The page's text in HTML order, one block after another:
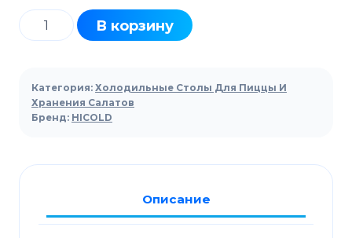
Количество
товара
холодильный
для
салатов
SL1-
В корзину
Категория: Холодильные Столы Для Пиццы И
Хранения Салатов
Бренд: HICOLD
Описание